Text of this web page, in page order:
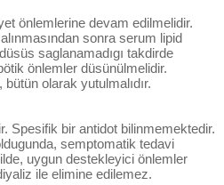
önlemlerine devam edilmelidir.
sonra serum lipid
saglanamadıgı takdirde
önlemler düsünülmelidir.
olarak yutulmalıdır.
Spesifik bir antidot bilinmemektedir.
semptomatik tedavi
uygun destekleyici önlemler
ile elimine edilemez.